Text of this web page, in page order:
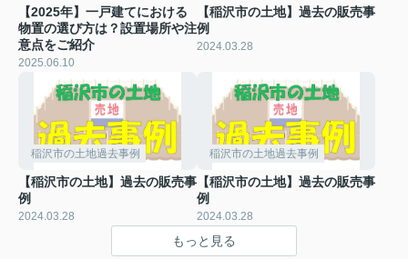
【2025年】一戸建てにおける
物置の選び方は？設置場所や注
意点をご紹介
2025.06.10
【稲沢市の土地】過去の販売事
例
2024.03.28
稲沢市の土地過去事例
【稲沢市の土地】過去の販売事
例
2024.03.28
稲沢市の土地過去事例
【稲沢市の土地】過去の販売事
例
2024.03.28
もっと見る